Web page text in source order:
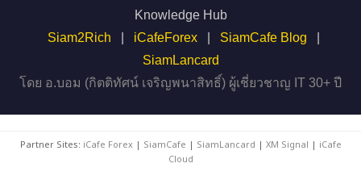
Knowledge Hub
Siam2Rich
iCafeForex SiamCafe Blog
SiamLancard
โดย อ.บอม (กิตติทัศน์ เจริญพนาสิทธิ์) ผู้เชี่ยวชาญ IT 30+ ปี
Partner Sites: iCafe Forex| SiamCafe | SiamLancard | XM Signal | iCafe
Cloud